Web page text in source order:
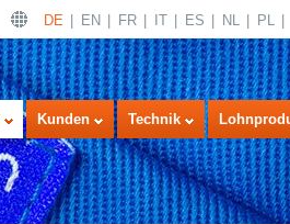
DE EN FR IT ES NL PL
Kunden Technik